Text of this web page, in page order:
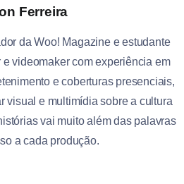
Ferreira
da Woo! Magazine e estudante
videomaker com experiência em
e coberturas presenciais,
visual e multimídia sobre a cultura
vai muito além das palavras
a cada produção.